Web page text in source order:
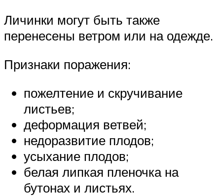
Личинки могут быть также
перенесены ветром или на одежде.
Признаки поражения:
пожелтение и скручивание
листьев;
деформация ветвей;
недоразвитие плодов;
усыхание плодов;
белая липкая пленочка на
бутонах и листьях.